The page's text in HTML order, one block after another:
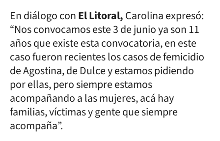
En diálogo conEl Litoral,Carolina expresó:
“Nos convocamos este 3 de junio ya son 11
años que existe esta convocatoria, en este
caso fueron recientes los casos de femicidio
de Agostina, de Dulce y estamos pidiendo
por ellas, pero siempre estamos
acompañando a las mujeres, acá hay
familias, víctimas y gente que siempre
acompaña”.